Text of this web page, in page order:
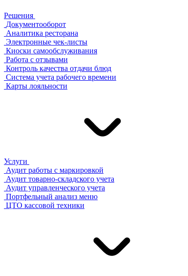
Решения
Документооборот
Аналитика ресторана
Электронные чек-листы
Киоски самообслуживания
Работа с отзывами
Контроль качества отдачи блюд
Система учета рабочего времени
Карты лояльности
Услуги
Аудит работы с маркировкой
Аудит товарно-складского учета
Аудит управленческого учета
Портфельный анализ меню
ЦТО кассовой техники